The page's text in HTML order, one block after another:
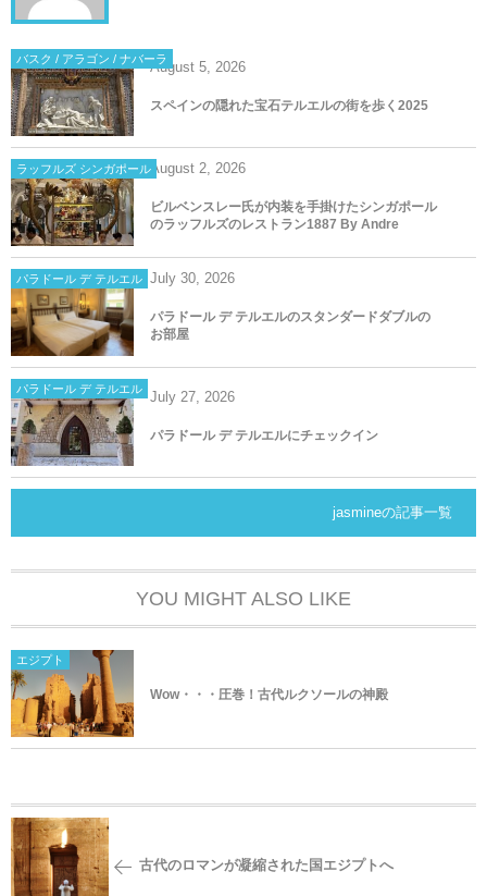
バスク / アラゴン / ナバーラAugust 5 2026
スペインの隠れた宝石テルエルの街を歩く2025
ラッフルズ シンガポールAugust 2 2026
ビルベンスレー氏が内装を手掛けたシンガポール
のラッフルズのレストラン1887 By Andre
パラドール デ テルエル July 30 2026
パラドール デ テルエルのスタンダードダブルの
お部屋
パラドール デ テルエル July 27 2026
パラドール デ テルエルにチェックイン
jasmineの記事一覧
YOU MIGHT ALSO LIKE
エジプト
Wow・・・圧巻！古代ルクソールの神殿
古代のロマンが凝縮された国エジプトへ